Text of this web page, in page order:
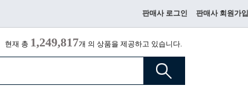
판매사 로그인 판매사 회원가입
현재 총 1,249,817개 의 상품을 제공하고 있습니다.